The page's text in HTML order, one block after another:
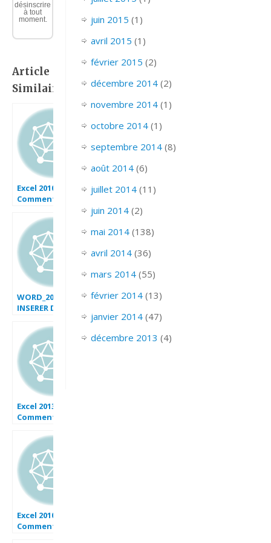
désinscrire
à tout
moment.
Article
Similaire:
Excel 2010 :
Comment faire
contenu cellule
via Excel VBA sur
Outlook 2010 en
moins de 5 min.
WORD_2007_
INSERER DATE
Excel 2013 :
Comment
onglet avec date
dans répertoire
sur Excel VBA en
moins de 5 min.
Excel 2010 :
Comment
juin 2015 (1)
avril 2015 (1)
février 2015 (2)
décembre 2014(2)
novembre 2014(1)
octobre 2014(1)
septembre 2014(8)
août 2014(6)
juillet 2014(11)
juin 2014(2)
mai 2014(138)
avril 2014(36)
mars 2014(55)
février 2014(13)
janvier 2014(47)
décembre 2013 (4)